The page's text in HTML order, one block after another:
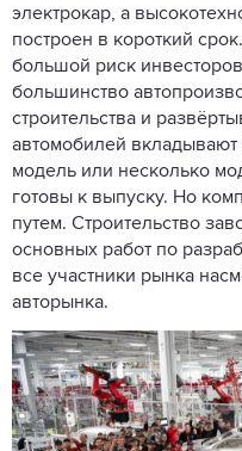
электрокар, а
построен в короткий
большой риск
большинство
строительства и
автомобилей
модель или несколько
готовы к выпуску. Но
путем. Строительство
основных работ по
все участники рынка
авторынка.